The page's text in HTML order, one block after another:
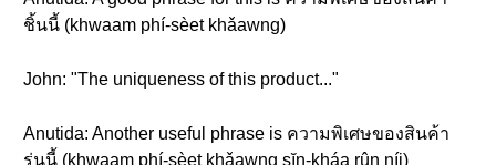
ชิ้นนี้ (khwaam phí-sèet khǎawng)
John: "The uniqueness of this product..."
Anutida: Another useful phrase is ความพิเศษของสินค้า
รุ่นนี้ (khwaam phí-sèet khǎawng sĭn-kháa rûn níi)